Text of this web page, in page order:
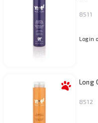
8511
Login
Long
8512